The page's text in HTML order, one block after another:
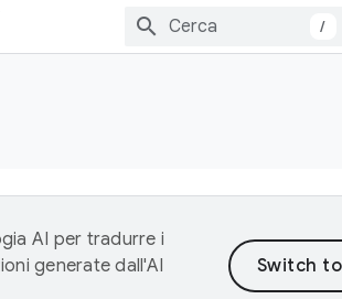
/
AI per tradurre i
generate dall'AI